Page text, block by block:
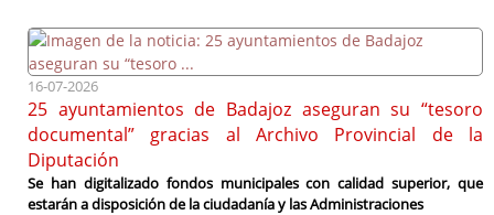
16-07-2026
25 ayuntamientos de Badajoz aseguran su “tesoro
documental” gracias al Archivo Provincial de la
Diputación
Se han digitalizado fondos municipales con calidad superior, que
estarán a disposición de la ciudadanía y las Administraciones